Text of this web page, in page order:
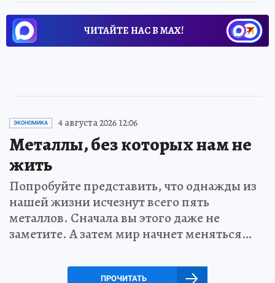
ЧИТАЙТЕ НАС В МАХ!
ЭКОНОМИКА 4 августа 2026 12:06
Металлы, без которых нам не
жить
Попробуйте представить, что однажды из
нашей жизни исчезнут всего пять
металлов. Сначала вы этого даже не
заметите. А затем мир начнет меняться…
ПРОЧИТАТЬ